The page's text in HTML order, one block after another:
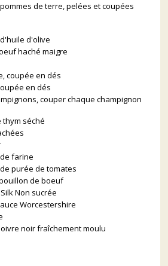
de terre, pelées et coupées
d'olive
haché maigre
coupée en dés
en dés
couper chaque champignon
thym séché
farine
purée de tomates
de boeuf
Non sucrée
Worcestershire
noir fraîchement moulu